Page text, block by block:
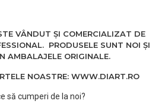
VÂNDUT ȘI COMERCIALIZAT DE
PRODUSELE SUNT NOI ȘI
AMBALAJELE ORIGINALE.
NOASTRE: WWW.DIART.RO
să cumperi de la noi?